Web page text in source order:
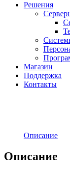
Решения
Магазин
Поддержка
Контакты
Описание
Описание